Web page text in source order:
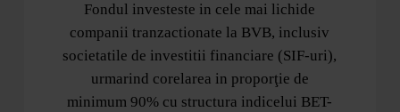
Fondul investeste in cele mai lichide
companii tranzactionate la BVB, inclusiv
societatile de investitii financiare (SIF-uri),
urmarind corelarea in proporţie de
minimum 90% cu structura indicelui BET-